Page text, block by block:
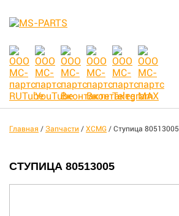
Главная / Запчасти / XCMG / Ступица 80513005
СТУПИЦА 80513005